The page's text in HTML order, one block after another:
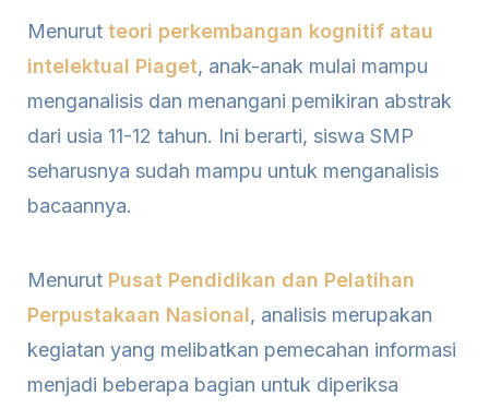
Menurut teori perkembangan kognitif atau
intelektual Piaget, anak-anak mulai mampu
menganalisis dan menangani pemikiran abstrak
dari usia 11-12 tahun. Ini berarti, siswa SMP
seharusnya sudah mampu untuk menganalisis
bacaannya.
Menurut Pusat Pendidikan dan Pelatihan
Perpustakaan Nasional, analisis merupakan
kegiatan yang melibatkan pemecahan informasi
menjadi beberapa bagian untuk diperiksa